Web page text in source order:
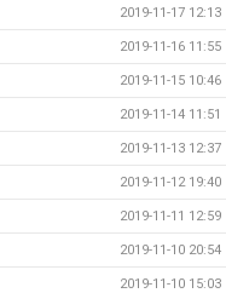
2019-11-17 12:13
2019-11-16 11:55
2019-11-15 10:46
2019-11-14 11:51
2019-11-13 12:37
2019-11-12 19:40
2019-11-11 12:59
2019-11-10 20:54
2019-11-10 15:03